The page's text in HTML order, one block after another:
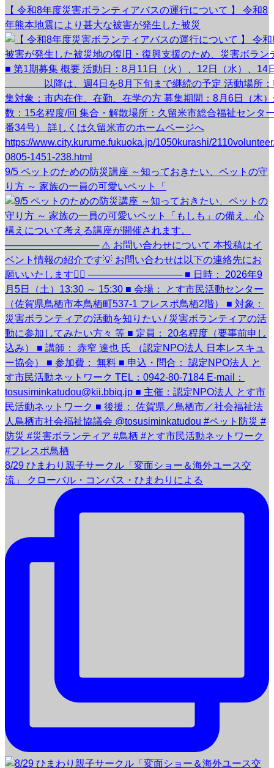
【 令和8年度災害ボランティアバスの運行について 】 令和8
年熊本地震により甚大な被害が発生した被災
9/5 ペットのための防災講座 ～知っておきたい、ペットの守
り方 ～ 家族の一員の可愛いペット「
8/29 ひまわり親子サークル「変面ショー＆海外ユース交
流」 クローバル・コンパス・ひまわりによる